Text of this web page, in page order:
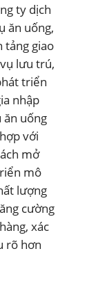
ty dịch
ăn uống,
tảng giao
lưu trú,
triển
nhập
uống
với
mở
mô
lượng
cường
xác
rõ hơn